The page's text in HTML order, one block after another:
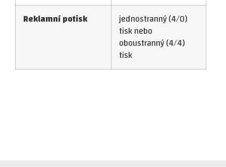
Reklamní potisk
jednostranný (4/0)
tisk nebo
oboustranný (4/4)
tisk